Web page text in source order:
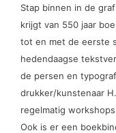
Stap binnen in de
krijgt van 550 jaar
tot en met de eerste
hedendaagse
de persen en
drukker/kunstenaar
regelmatig
Ook is er een